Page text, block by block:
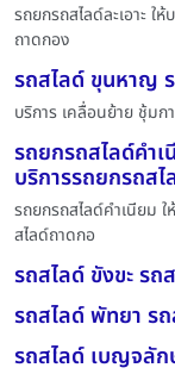
รถยกรถสไลด์ละเอาะ
ถาดกอง
รถสไลด์ ขุนหาญ
บริการ เคลื่อนย้าย ชุ้มก
รถยกรถสไลด์คำ
บริการรถยกรถส
รถยกรถสไลด์คำเนียม
สไลด์ถาดกอ
รถสไลด์ ขังขะ ร
รถสไลด์ พัทยา ร
รถสไลด์ เบญจลัก